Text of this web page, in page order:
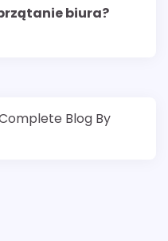
biura?
Blog By